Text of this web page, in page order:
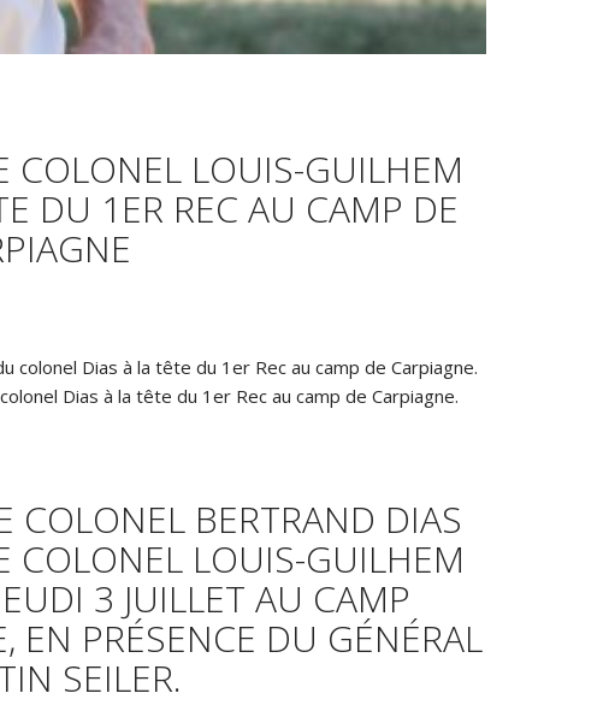
COLONEL LOUIS-GUILHEM
DU 1ER REC AU CAMP DE
Dias à la tête du 1er Rec au camp de Carpiagne.
COLONEL BERTRAND DIAS
COLONEL LOUIS-GUILHEM
3 JUILLET AU CAMP
EN PRÉSENCE DU GÉNÉRAL
SEILER.